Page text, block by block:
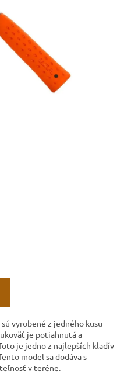
sú vyrobené z jedného kusu
je potiahnutá a
je jedno z najlepších kladív
model sa dodáva s
v teréne.